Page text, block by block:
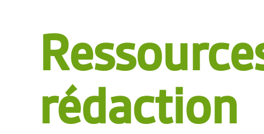
rédaction